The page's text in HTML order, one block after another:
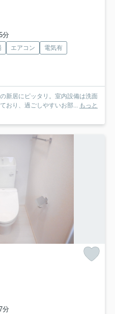
分
エアコン
電気有
新居にピッタリ。室内設備は洗面
おり、過ごしやすいお部... もっと
分